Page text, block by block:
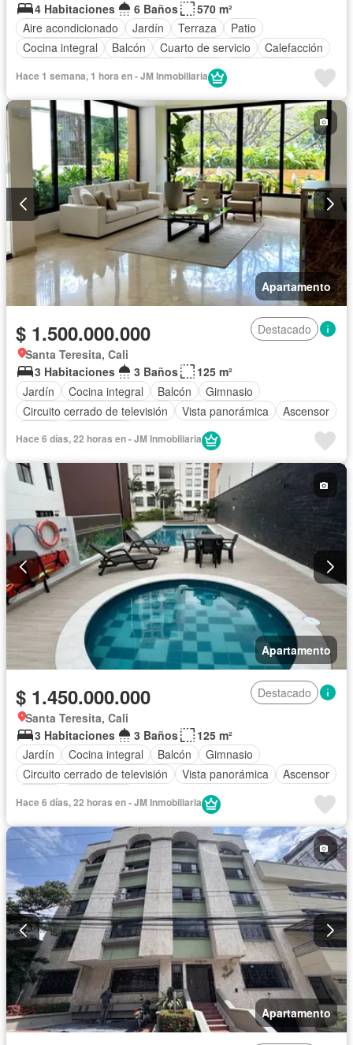
4 Habitaciones 6 Baños
570 m²
Aire acondicionado
Jardín Terraza
Patio
Cocina integral
Balcón Cuarto de servicio
Calefacción
Closet
Hace 1 semana, 1 hora en - JM Inmobiliaria
Apartamento
$ 1.500.000.000
Destacado
Santa Teresita, Cali
3 Habitaciones
3 Baños
125 m²
Jardín
Cocina integral Balcón
Gimnasio
Circuito cerrado de televisión
Vista panorámica
Ascensor
Hace 6 días, 22 horas en - JM Inmobiliaria
Apartamento
$ 1.450.000.000
Destacado
Santa Teresita, Cali
3 Habitaciones
3 Baños
125 m²
Jardín
Cocina integral Balcón
Gimnasio
Circuito cerrado de televisión
Vista panorámica
Ascensor
Hace 6 días, 22 horas en - JM Inmobiliaria
Apartamento